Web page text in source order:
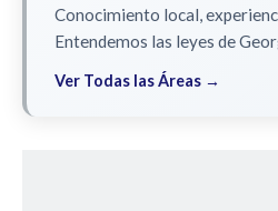
Conocimiento local,
Entendemos las leyes de
Ver Todas las Áreas →